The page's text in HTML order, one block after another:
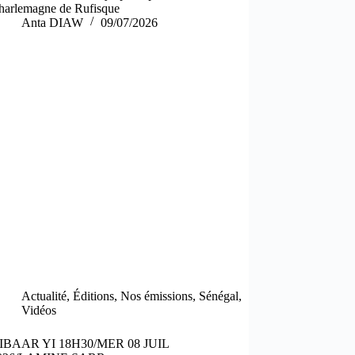
de Rufisque
Anta DIAW
09/07/2026
Actualité,Éditions,Nos émissions, Sénégal,
Vidéos
YI 18H30/MER 08 JUIL